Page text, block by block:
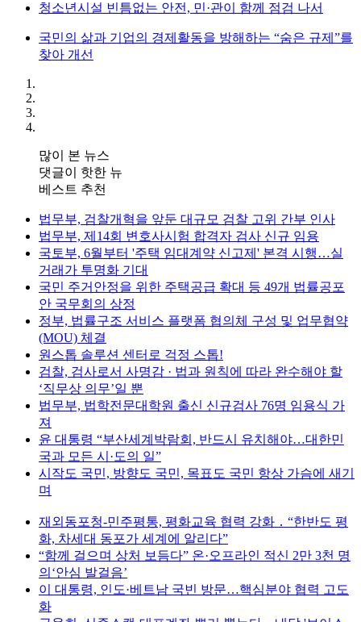
청소년시설 빈틈없는 안전, 민·관이 함께 점검 나서
국민의 삶과 기업의 경제활동을 방해하는 “숨은 규제”를
찾아 개선
많이 본 뉴스
댓글이 핫한 뉴
베스트 추천
법무부, 검찰개혁을 앞둔 대규모 검찰 고위 간부 인사
법무부, 제14회 변호사시험 합격자 검사 신규 임용
국토부, 6월부터 '주택 임대계약 신고제' 본격 시행…실
거래가 투명화 기대
국민 주거안정을 위한 주택공급 확대 등 49개 법률공포
안 국무회의 상정
정부, 법률구조 서비스 플랫폼 협의체 구성 및 업무협약
(MOU) 체결
원스톱 솔루션 센터로 걱정 스톱!
검찰, 검사로서 사명감 · 법과 원칙에 따라 완수해야 할
‘직무상 의무’일 뿐
법무부, 법학전문대학원 출신 신규검사 76명 임용식 가
져
윤 대통령 “부산세계박람회, 반드시 유치해야…대한민
국과 모든 시·도의 일”
시작도 국민, 방향도 국민, 목표도 국민 항상 가슴에 새기
며
재외동포청-민주평통, 평화교육 협력 강화 ․ “한반도 평
화, 차세대 동포가 세계에 알리다”
“함께 걸으며 상처 보듬다” 온·오프라인 적신 2만 3천 명
의‘안심 발걸음’
이 대통령, 인도·베트남 국빈 방문…핵심분야 협력 고도
화